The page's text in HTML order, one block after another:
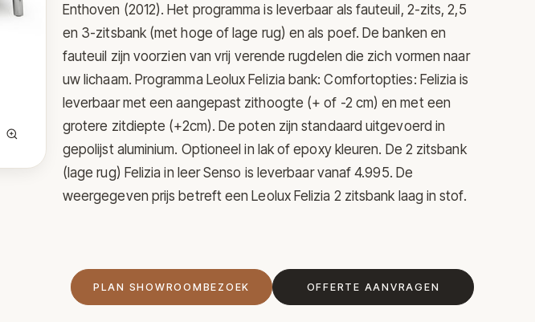
Enthoven (2012). Het programma is leverbaar als fauteuil, 2-zits, 2,5
en 3-zitsbank (met hoge of lage rug) en als poef. De banken en
fauteuil zijn voorzien van vrij verende rugdelen die zich vormen naar
uw lichaam. Programma Leolux Felizia bank: Comfortopties: Felizia is
leverbaar met een aangepast zithoogte (+ of -2 cm) en met een
grotere zitdiepte (+2cm). De poten zijn standaard uitgevoerd in
gepolijst aluminium. Optioneel in lak of epoxy kleuren. De 2 zitsbank
(lage rug) Felizia in leer Senso is leverbaar vanaf 4.995. De
weergegeven prijs betreft een Leolux Felizia 2 zitsbank laag in stof.
PLAN SHOWROOMBEZOEK OFFERTE AANVRAGEN